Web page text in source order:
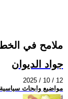
ملامح في
جواد الديوان
2025 / 10 / 12
مواضيع وابحاث سياسية